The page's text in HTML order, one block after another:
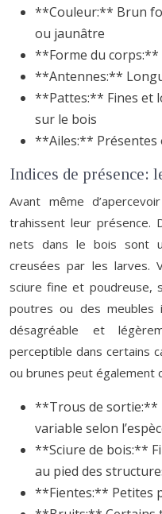
**Couleur:** Brun
ou jaunâtre
**Forme du corps:**
**Antennes:**
**Pattes:** Fines et
sur le bois
**Ailes:** Présentes
Indices de présence:
Avant même
trahissent leur présence.
nets dans le bois sont
creusées par les larves.
sciure fine et poudreuse,
poutres ou des meubles
désagréable et
perceptible dans certains
ou brunes peut également
**Trous de sortie:**
variable selon
**Sciure de bois:**
au pied des
**Fientes:** Petites